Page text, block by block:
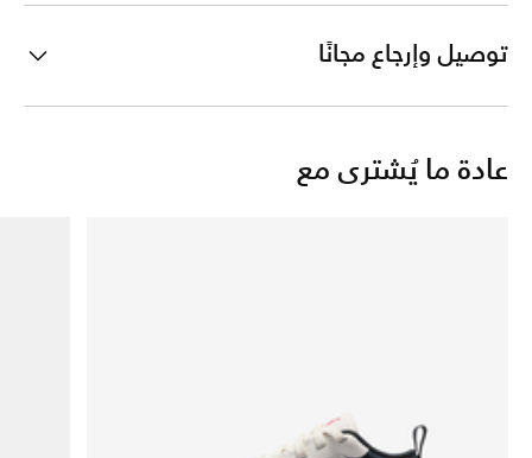
توصيل وإرجاع مجانًا
عادة ما يُشترى مع